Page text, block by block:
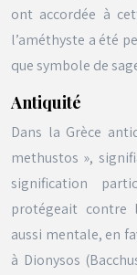
ont accordée à
l’améthyste a été
que symbole de
Antiquité
Dans la Grèce
methustos »,
signification
protégeait contre
aussi mentale, en
à Dionysos